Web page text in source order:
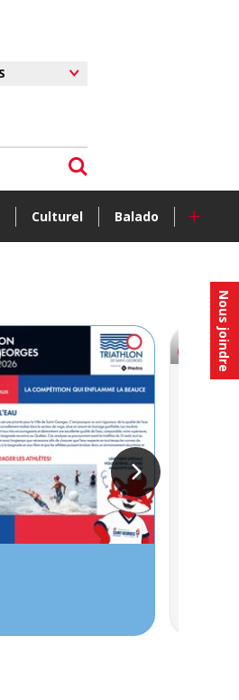
Nous joindre
Culturel Balado +